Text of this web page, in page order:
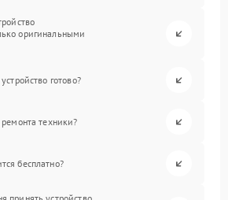
оригинальными
готово?
техники?
бесплатно?